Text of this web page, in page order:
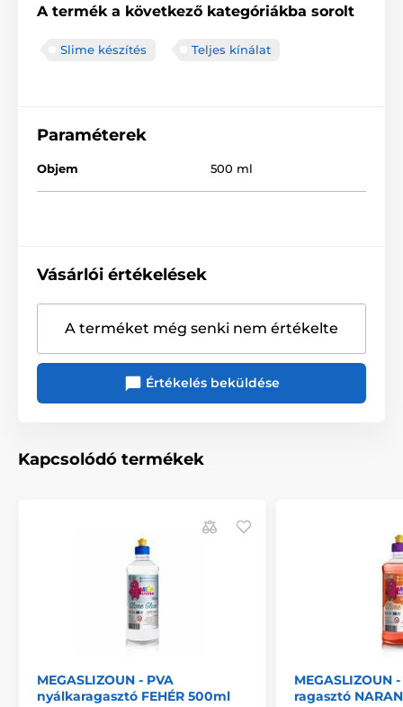
A termék a következő kategóriákba sorolt
Slime készítés Teljes kínálat
Paraméterek
Objem 500 ml
Vásárlói értékelések
A terméket még senki nem értékelte
Értékelés beküldése
Kapcsolódó termékek
MEGASLIZOUN - PVA
nyálkaragasztó FEHÉR 500ml
MEGASLIZOUN
ragasztó